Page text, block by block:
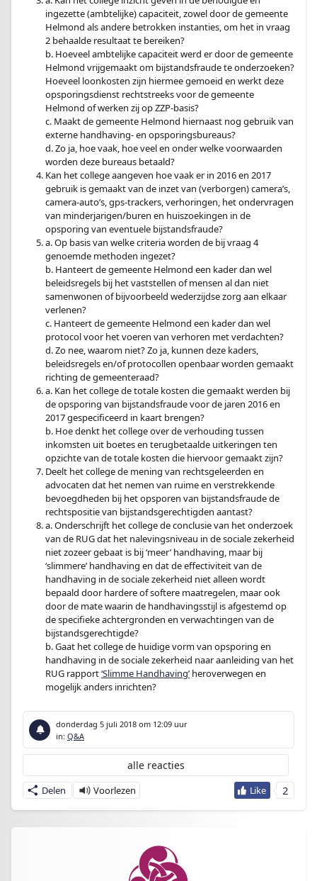
ingezette (ambtelijke) capaciteit, zowel door de gemeente
Helmond als andere betrokken instanties, om het in vraag
2 behaalde resultaat te bereiken?
b. Hoeveel ambtelijke capaciteit werd er door de gemeente
Helmond vrijgemaakt om bijstandsfraude te onderzoeken?
Hoeveel loonkosten zijn hiermee gemoeid en werkt deze
opsporingsdienst rechtstreeks voor de gemeente
Helmond of werken zij op ZZP-basis?
c. Maakt de gemeente Helmond hiernaast nog gebruik van
externe handhaving- en opsporingsbureaus?
d. Zo ja, hoe vaak, hoe veel en onder welke voorwaarden
worden deze bureaus betaald?
Kan het college aangeven hoe vaak er in 2016 en 2017
gebruik is gemaakt van de inzet van (verborgen) camera’s,
camera-auto’s, gps-trackers, verhoringen, het ondervragen
van minderjarigen/buren en huiszoekingen in de
opsporing van eventuele bijstandsfraude?
a. Op basis van welke criteria worden de bij vraag 4
genoemde methoden ingezet?
b. Hanteert de gemeente Helmond een kader dan wel
beleidsregels bij het vaststellen of mensen al dan niet
samenwonen of bijvoorbeeld wederzijdse zorg aan elkaar
verlenen?
c. Hanteert de gemeente Helmond een kader dan wel
protocol voor het voeren van verhoren met verdachten?
d. Zo nee, waarom niet? Zo ja, kunnen deze kaders,
beleidsregels en/of protocollen openbaar worden gemaakt
richting de gemeenteraad?
a. Kan het college de totale kosten die gemaakt werden bij
de opsporing van bijstandsfraude voor de jaren 2016 en
2017 gespecificeerd in kaart brengen?
b. Hoe denkt het college over de verhouding tussen
inkomsten uit boetes en terugbetaalde uitkeringen ten
opzichte van de totale kosten die hiervoor gemaakt zijn?
Deelt het college de mening van rechtsgeleerden en
advocaten dat het nemen van ruime en verstrekkende
bevoegdheden bij het opsporen van bijstandsfraude de
rechtspositie van bijstandsgerechtigden aantast?
a. Onderschrijft het college de conclusie van het onderzoek
van de RUG dat het nalevingsniveau in de sociale zekerheid
niet zozeer gebaat is bij ‘meer’ handhaving, maar bij
‘slimmere’ handhaving en dat de effectiviteit van de
handhaving in de sociale zekerheid niet alleen wordt
bepaald door hardere of softere maatregelen, maar ook
door de mate waarin de handhavingsstijl is afgestemd op
de specifieke achtergronden en verwachtingen van de
bijstandsgerechtigde?
b. Gaat het college de huidige vorm van opsporing en
handhaving in de sociale zekerheid naar aanleiding van het
RUG rapport‘Slimme Handhaving’ heroverwegen en
mogelijk anders inrichten?
donderdag 5 juli 2018 om 12:09 uur
in: Q&A
2
Delen
alle reacties